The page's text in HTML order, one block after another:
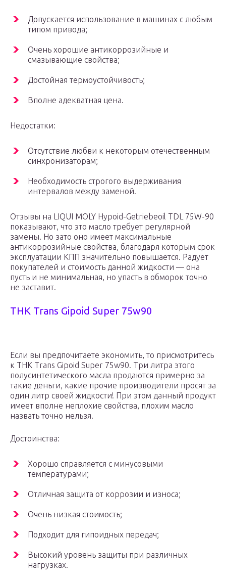
Допускается использование в машинах с любым
типом привода;
Очень хорошие антикоррозийные и
смазывающие свойства;
Достойная термоустойчивость;
Вполне адекватная цена.
Недостатки:
Отсутствие любви к некоторым отечественным
синхронизаторам;
Необходимость строгого выдерживания
интервалов между заменой.
Отзывы на LIQUI MOLY Hypoid-Getriebeoil TDL 75W-90
показывают, что это масло требует регулярной
замены. Но зато оно имеет максимальные
антикоррозийные свойства, благодаря которым срок
эксплуатации КПП значительно повышается. Радует
покупателей и стоимость данной жидкости — она
пусть и не минимальная, но упасть в обморок точно
не заставит.
THK Trans Gipoid Super 75w90
Если вы предпочитаете экономить, то присмотритесь
к THK Trans Gipoid Super 75w90. Три литра этого
полусинтетического масла продаются примерно за
такие деньги, какие прочие производители просят за
один литр своей жидкости! При этом данный продукт
имеет вполне неплохие свойства, плохим масло
назвать точно нельзя.
Достоинства:
Хорошо справляется с минусовыми
температурами;
Отличная защита от коррозии и износа;
Очень низкая стоимость;
Подходит для гипоидных передач;
Высокий уровень защиты при различных
нагрузках.